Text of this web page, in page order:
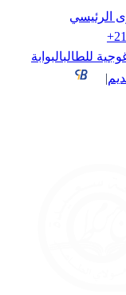
الرئيسي
للطالبالبوابة
|